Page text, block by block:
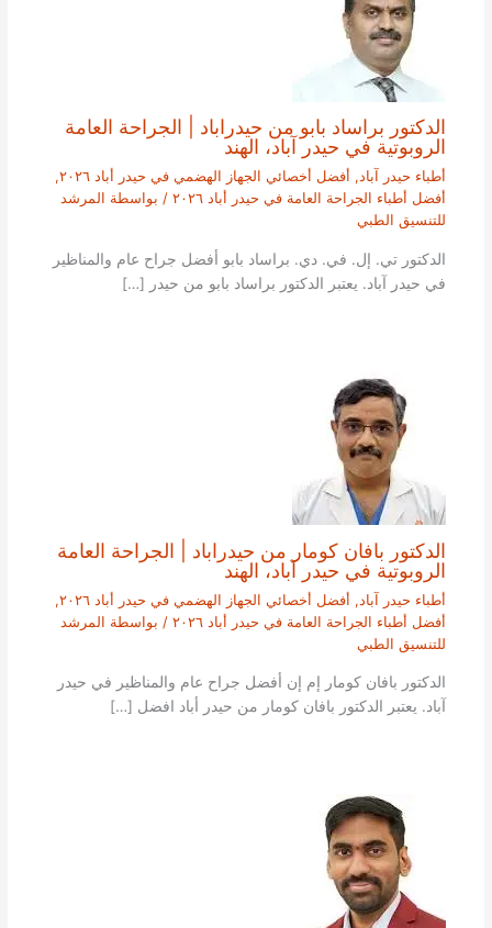
الدكتور براساد بابو من حيدراباد | الجراحة العامة
الروبوتية في حيدر آباد، الهند
أطباء حيدر آباد, أفضل أخصائي الجهاز الهضمي في حيدر أباد ٢٠٢٦
,
أفضل أطباء الجراحة العامة في حيدر أباد ٢٠٢٦
/ بواسطة المرشد
للتنسيق الطبي
الدكتور تي. إل. في. دي. براساد بابو أفضل جراح عام والمناظير
في حيدر آباد. يعتبر الدكتور براساد بابو من حيدر […]
الدكتور بافان كومار من حيدراباد | الجراحة العامة
الروبوتية في حيدر آباد، الهند
أطباء حيدر آباد , أفضل أخصائي الجهاز الهضمي في حيدر أباد ٢٠٢٦
,
أفضل أطباء الجراحة العامة في حيدر أباد ٢٠٢٦
/ بواسطة المرشد
للتنسيق الطبي
الدكتور بافان كومار إم إن أفضل جراح عام والمناظير في حيدر
آباد. يعتبر الدكتور بافان كومار من حيدر أباد افضل […]